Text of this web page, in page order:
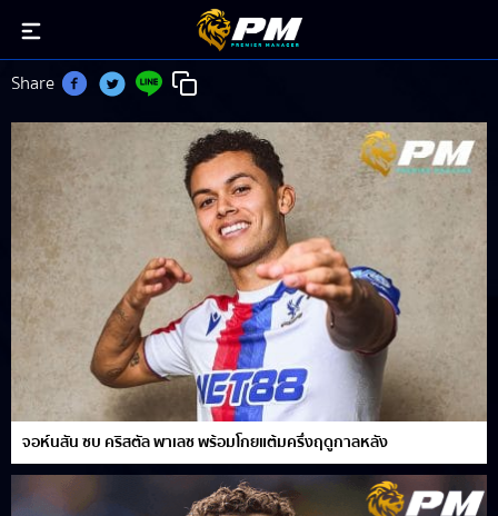
เบรนแนน จอห์นสัน
Share
จอห์นสัน ซบ คริสตัล พาเลซ พร้อมโกยแต้มครึ่งฤดูกาลหลัง